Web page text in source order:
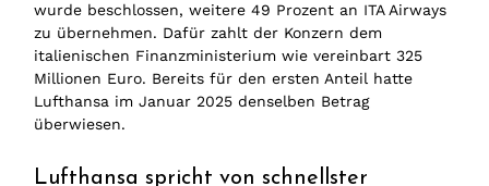
wurde beschlossen, weitere 49 Prozent an ITA Airways
zu übernehmen. Dafür zahlt der Konzern dem
italienischen Finanzministerium wie vereinbart 325
Millionen Euro. Bereits für den ersten Anteil hatte
Lufthansa im Januar 2025 denselben Betrag
überwiesen.
Lufthansa spricht von schnellster